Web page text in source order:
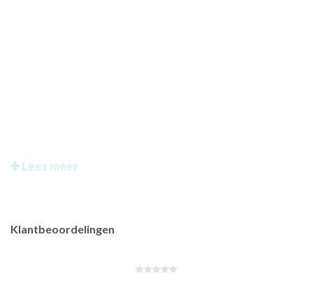
Lees meer
Klantbeoordelingen